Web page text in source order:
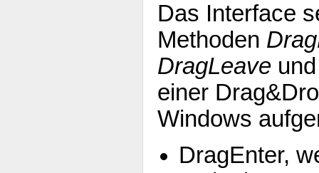
Das Interface
Methoden
DragLeave
einer
Windows
DragEnter,